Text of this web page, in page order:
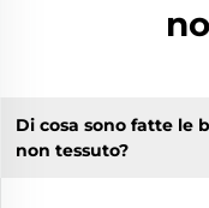
Di cosa sono fatte le
non tessuto?